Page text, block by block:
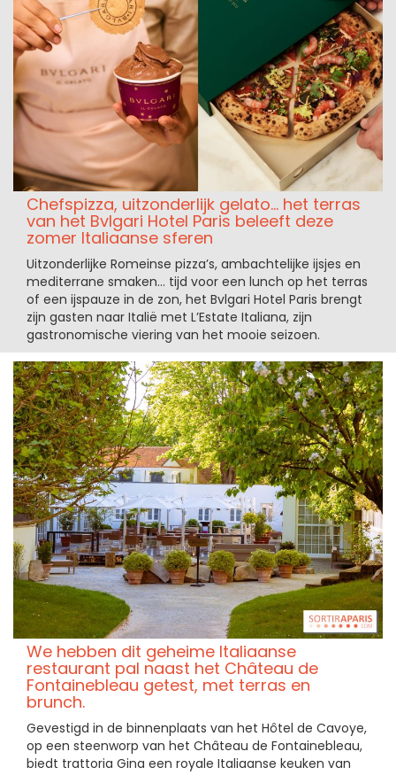
Chefspizza, uitzonderlijk gelato... het terras
van het Bvlgari Hotel Paris beleeft deze
zomer Italiaanse sferen
Uitzonderlijke Romeinse pizza’s, ambachtelijke ijsjes en
mediterrane smaken... tijd voor een lunch op het terras
of een ijspauze in de zon, het Bvlgari Hotel Paris brengt
zijn gasten naar Italië met L’Estate Italiana, zijn
gastronomische viering van het mooie seizoen.
We hebben dit geheime Italiaanse
restaurant pal naast het Château de
Fontainebleau getest, met terras en
brunch.
Gevestigd in de binnenplaats van het Hôtel de Cavoye,
op een steenworp van het Château de Fontainebleau,
biedt trattoria Gina een royale Italiaanse keuken van